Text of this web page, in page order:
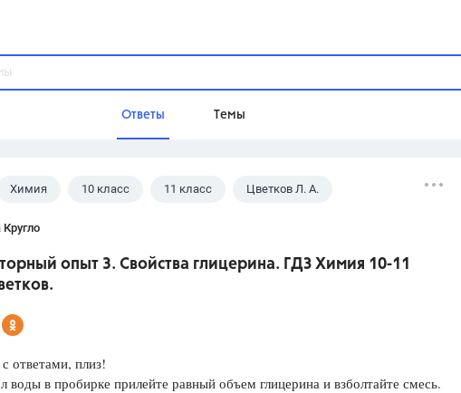
Ответы Темы
Домашнее задание
Школа
Разумовская М.М., Габриелян О.С.,
Химия 10 класс 11 класс Цветков Л. А.
Кругло
опыт 3. Свойства глицерина. ГДЗ Химия 10-11
ответами, плиз!
в пробирке прилейте равный объем глицерина и взбол­тайте смесь.